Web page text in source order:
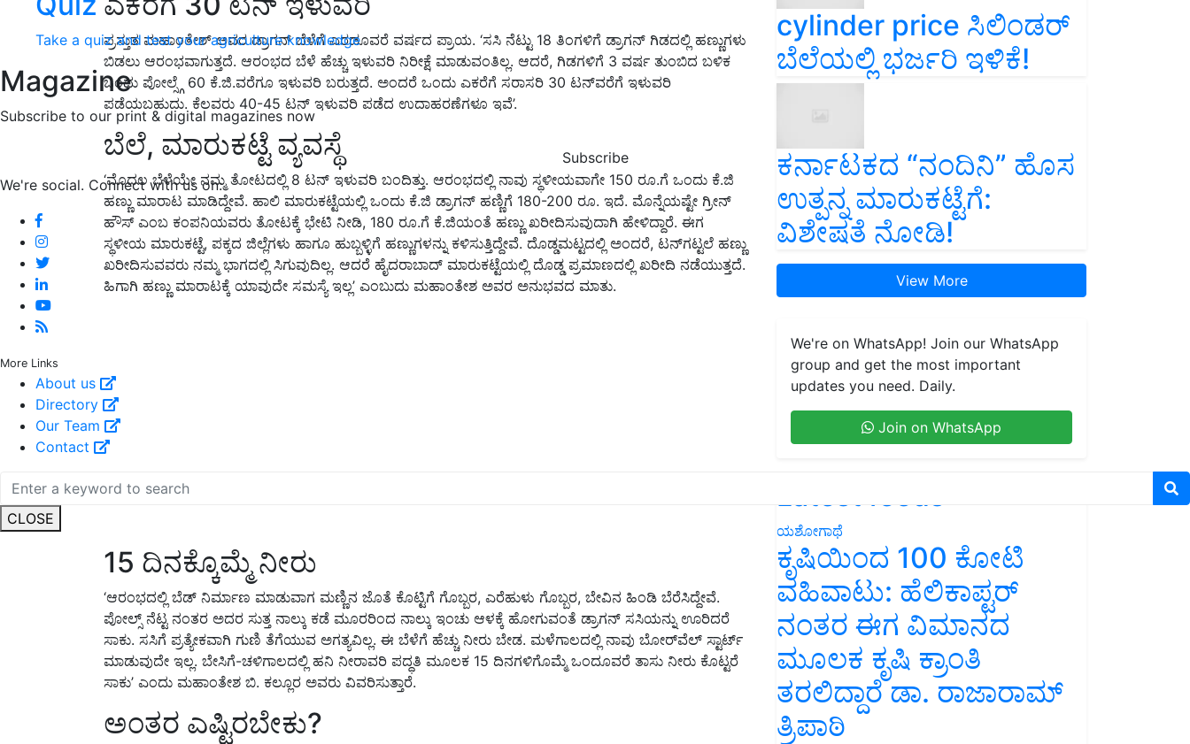
Take a quiz and test your agriculture knowledge
Magazine
Subscribe to our print & digital magazines now
Subscribe
We're social. Connect with us on:
More Links
About us
Directory
Our Team
Contact
CLOSE
ಪ್ರಸ್ತುತ ಮಹಾಂತೇಶ್ ಅವರ ಡ್ರಾಗನ್ ಬೆಳೆಗೆ ಎರಡೂವರೆ ವರ್ಷದ ಪ್ರಾಯ. ‘ಸಸಿ ನೆಟ್ಟು 18 ತಿಂಗಳಿಗೆ ಡ್ರಾಗನ್ ಗಿಡದಲ್ಲಿ ಹಣ್ಣುಗಳು
ಬಿಡಲು ಆರಂಭವಾಗುತ್ತದೆ. ಆರಂಭದ ಬೆಳೆ ಹೆಚ್ಚು ಇಳುವರಿ ನಿರೀಕ್ಷೆ ಮಾಡುವಂತಿಲ್ಲ. ಆದರೆ, ಗಿಡಗಳಿಗೆ 3 ವರ್ಷ ತುಂಬಿದ ಬಳಿಕ
ಒಂದು ಪೋಲ್ಸ್ಗೆ 60 ಕೆ.ಜಿ.ವರೆಗೂ ಇಳುವರಿ ಬರುತ್ತದೆ. ಅಂದರೆ ಒಂದು ಎಕರೆಗೆ ಸರಾಸರಿ 30 ಟನ್‌ವರೆಗೆ ಇಳುವರಿ
ಪಡೆಯಬಹುದು. ಕೆಲವರು 40-45 ಟನ್ ಇಳುವರಿ ಪಡೆದ ಉದಾಹರಣೆಗಳೂ ಇವೆ’.
ಬೆಲೆ, ಮಾರುಕಟ್ಟೆ ವ್ಯವಸ್ಥೆ
‘ಮೊದಲ ಬೆಳೆಯೇ ನಮ್ಮ ತೋಟದಲ್ಲಿ 8 ಟನ್ ಇಳುವರಿ ಬಂದಿತ್ತು. ಆರಂಭದಲ್ಲಿ ನಾವು ಸ್ಥಳೀಯವಾಗೇ 150 ರೂ.ಗೆ ಒಂದು ಕೆ.ಜಿ
ಹಣ್ಣು ಮಾರಾಟ ಮಾಡಿದ್ದೇವೆ. ಹಾಲಿ ಮಾರುಕಟ್ಟೆಯಲ್ಲಿ ಒಂದು ಕೆ.ಜಿ ಡ್ರಾಗನ್ ಹಣ್ಣಿಗೆ 180-200 ರೂ. ಇದೆ. ಮೊನ್ನೆಯಷ್ಟೇ ಗ್ರೀನ್
ಹೌಸ್ ಎಂಬ ಕಂಪನಿಯವರು ತೋಟಕ್ಕೆ ಭೇಟಿ ನೀಡಿ, 180 ರೂ.ಗೆ ಕೆ.ಜಿಯಂತೆ ಹಣ್ಣು ಖರೀದಿಸುವುದಾಗಿ ಹೇಳಿದ್ದಾರೆ. ಈಗ
ಸ್ಥಳೀಯ ಮಾರುಕಟ್ಟೆ, ಪಕ್ಕದ ಜಿಲ್ಲೆಗಳು ಹಾಗೂ ಹುಬ್ಬಳ್ಳಿಗೆ ಹಣ್ಣುಗಳನ್ನು ಕಳಿಸುತ್ತಿದ್ದೇವೆ. ದೊಡ್ಡಮಟ್ಟದಲ್ಲಿ ಅಂದರೆ, ಟನ್‌ಗಟ್ಟಲೆ ಹಣ್ಣು
ಖರೀದಿಸುವವರು ನಮ್ಮ ಭಾಗದಲ್ಲಿ ಸಿಗುವುದಿಲ್ಲ. ಆದರೆ ಹೈದರಾಬಾದ್ ಮಾರುಕಟ್ಟೆಯಲ್ಲಿ ದೊಡ್ಡ ಪ್ರಮಾಣದಲ್ಲಿ ಖರೀದಿ ನಡೆಯುತ್ತದೆ.
ಹಿಗಾಗಿ ಹಣ್ಣು ಮಾರಾಟಕ್ಕೆ ಯಾವುದೇ ಸಮಸ್ಯೆ ಇಲ್ಲ’ ಎಂಬುದು ಮಹಾಂತೇಶ ಅವರ ಅನುಭವದ ಮಾತು.
15 ದಿನಕ್ಕೊಮ್ಮೆ ನೀರು
‘ಆರಂಭದಲ್ಲಿ ಬೆಡ್ ನಿರ್ಮಾಣ ಮಾಡುವಾಗ ಮಣ್ಣಿನ ಜೊತೆ ಕೊಟ್ಟಿಗೆ ಗೊಬ್ಬರ, ಎರೆಹುಳು ಗೊಬ್ಬರ, ಬೇವಿನ ಹಿಂಡಿ ಬೆರೆಸಿದ್ದೇವೆ.
ಪೋಲ್ಸ್ ನೆಟ್ಟ ನಂತರ ಅದರ ಸುತ್ತ ನಾಲ್ಕು ಕಡೆ ಮೂರರಿಂದ ನಾಲ್ಕು ಇಂಚು ಆಳಕ್ಕೆ ಹೋಗುವಂತೆ ಡ್ರಾಗನ್ ಸಸಿಯನ್ನು ಊರಿದರೆ
ಸಾಕು. ಸಸಿಗೆ ಪ್ರತ್ಯೇಕವಾಗಿ ಗುಣಿ ತೆಗೆಯುವ ಅಗತ್ಯವಿಲ್ಲ. ಈ ಬೆಳೆಗೆ ಹೆಚ್ಚು ನೀರು ಬೇಡ. ಮಳೆಗಾಲದಲ್ಲಿ ನಾವು ಬೋರ್‌ವೆಲ್ ಸ್ಟಾರ್ಟ್
ಮಾಡುವುದೇ ಇಲ್ಲ. ಬೇಸಿಗೆ-ಚಳಿಗಾಲದಲ್ಲಿ ಹನಿ ನೀರಾವರಿ ಪದ್ಧತಿ ಮೂಲಕ 15 ದಿನಗಳಿಗೊಮ್ಮೆ ಒಂದೂವರೆ ತಾಸು ನೀರು ಕೊಟ್ಟರೆ
ಸಾಕು’ ಎಂದು ಮಹಾಂತೇಶ ಬಿ. ಕಲ್ಲೂರ ಅವರು ವಿವರಿಸುತ್ತಾರೆ.
ಅಂತರ ಎಷ್ಟಿರಬೇಕು?
cylinder price ಸಿಲಿಂಡರ್‌
ಬೆಲೆಯಲ್ಲಿ ಭರ್ಜರಿ ಇಳಿಕೆ!
ಕರ್ನಾಟಕದ “ನಂದಿನಿ” ಹೊಸ
ಉತ್ಪನ್ನ ಮಾರುಕಟ್ಟೆಗೆ:
ವಿಶೇಷತೆ ನೋಡಿ!
View More
We're on WhatsApp! Join our WhatsApp
group and get the most important
updates you need. Daily.
Join on WhatsApp
Latest feeds
ಯಶೋಗಾಥೆ
ಕೃಷಿಯಿಂದ 100 ಕೋಟಿ
ವಹಿವಾಟು: ಹೆಲಿಕಾಪ್ಟರ್
ನಂತರ ಈಗ ವಿಮಾನದ
ಮೂಲಕ ಕೃಷಿ ಕ್ರಾಂತಿ
ತರಲಿದ್ದಾರೆ ಡಾ. ರಾಜಾರಾಮ್
ತ್ರಿಪಾಠಿ